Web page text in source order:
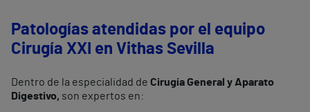
Patologías atendidas por el equipo
Cirugía XXI en Vithas Sevilla
Dentro de la especialidad de Cirugía General y Aparato
Digestivo, son expertos en: